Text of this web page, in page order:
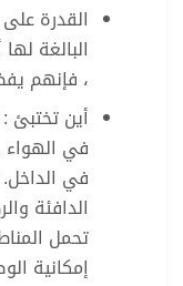
القدرة على
البالغة
، فإنهم
أين تختبئ
في الهواء
في
الدافئة
تحمل
إمكانية